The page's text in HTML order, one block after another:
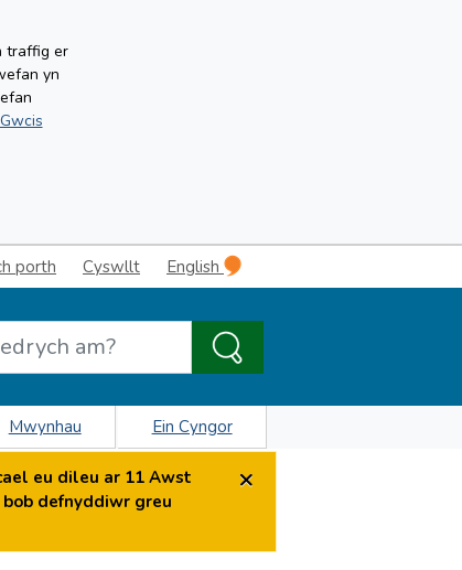
traffig er
yn
porth Cyswllt English
Mwynhau Ein Cyngor
eu dileu ar 11 Awst
defnyddiwr greu
×